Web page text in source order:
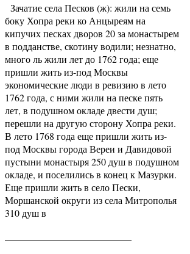
Зачатие села Песков (ж): жили на семь
боку Хопра реки ко Анцыреям на
кипучих песках дворов 20 за монастырем
в подданстве, скотину водили; незнатно,
много ль жили лет до 1762 года; еще
пришли жить из-под Москвы
экономические люди в ревизию в лето
1762 года, с ними жили на песке пять
лет, в подушном окладе двести душ;
перешли на другую сторону Хопра реки.
В лето 1768 года еще пришли жить из-
под Москвы города Вереи и Давидовой
пустыни монастыря 250 душ в подушном
окладе, и поселились в конец к Мазурки.
Еще пришли жить в село Пески,
Моршанской округи из села Митрополья
310 душ в